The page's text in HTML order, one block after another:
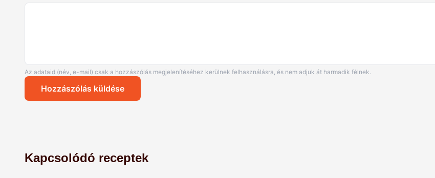
Az adataid (név, e-mail) csak a hozzászólás megjelenítéséhez kerülnek felhasználásra, és nem adjuk át harmadik félnek.
Hozzászólás küldése
Kapcsolódó receptek